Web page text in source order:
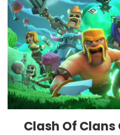
Clash Of Clans